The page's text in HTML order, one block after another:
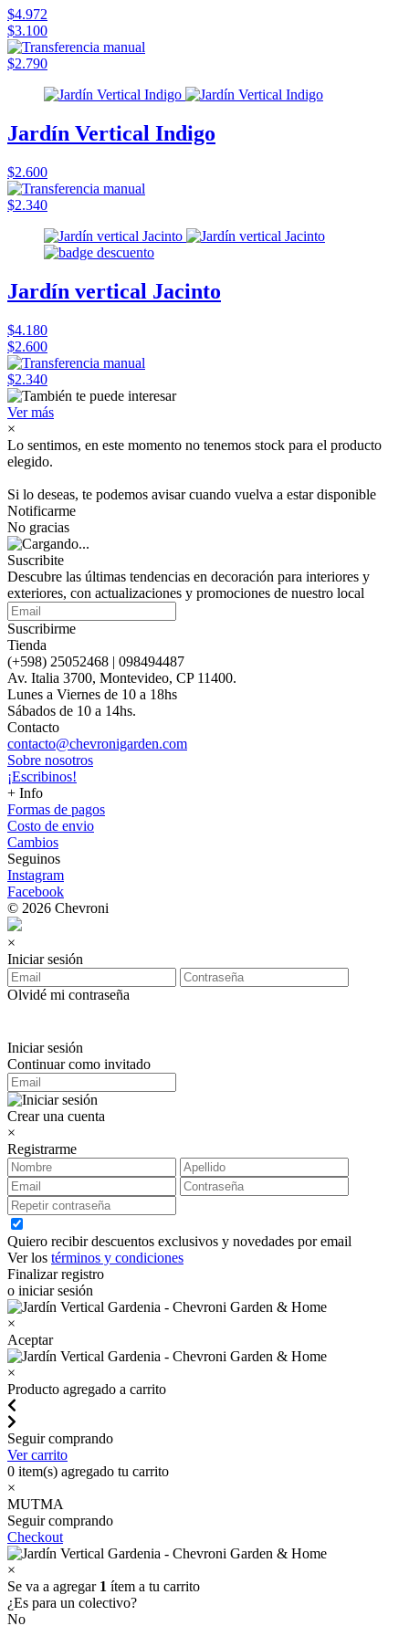
$4.972
$3.100
$2.790
Jardín Vertical Indigo
$2.600
$2.340
Jardín vertical Jacinto
$4.180
$2.600
$2.340
Ver más
×
Lo sentimos, en este momento no tenemos stock para el producto
elegido.
Si lo deseas, te podemos avisar cuando vuelva a estar disponible
Notificarme
No gracias
Suscribite
Descubre las últimas tendencias en decoración para interiores y
exteriores, con actualizaciones y promociones de nuestro local
Suscribirme
Tienda
(+598) 25052468 | 098494487
Av. Italia 3700, Montevideo, CP 11400.
Lunes a Viernes de 10 a 18hs
Sábados de 10 a 14hs.
Contacto
contacto@chevronigarden.com
Sobre nosotros
¡Escribinos!
+ Info
Formas de pagos
Costo de envio
Cambios
Seguinos
Instagram
Facebook
© 2026 Chevroni
×
Iniciar sesión
Olvidé mi contraseña
Iniciar sesión
Continuar como invitado
Crear una cuenta
×
Registrarme
Quiero recibir descuentos exclusivos y novedades por email
Ver los términos y condiciones
Finalizar registro
o iniciar sesión
×
Aceptar
×
Producto agregado a carrito
Seguir comprando
Ver carrito
0 item(s) agregado tu carrito
×
MUTMA
Seguir comprando
Checkout
×
Se va a agregar 1 ítem a tu carrito
¿Es para un colectivo?
No